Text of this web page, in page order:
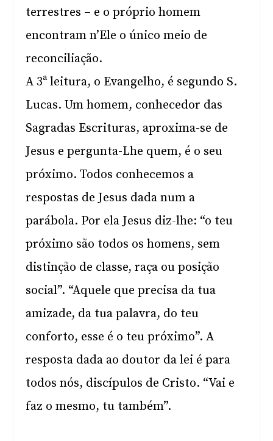
terrestres – e o próprio homem
encontram n’Ele o único meio de
reconciliação.
A 3ª leitura, o Evangelho, é segundo S.
Lucas. Um homem, conhecedor das
Sagradas Escrituras, aproxima-se de
Jesus e pergunta-Lhe quem, é o seu
próximo. Todos conhecemos a
respostas de Jesus dada num a
parábola. Por ela Jesus diz-lhe: “o teu
próximo são todos os homens, sem
distinção de classe, raça ou posição
social”. “Aquele que precisa da tua
amizade, da tua palavra, do teu
conforto, esse é o teu próximo”. A
resposta dada ao doutor da lei é para
todos nós, discípulos de Cristo. “Vai e
faz o mesmo, tu também”.